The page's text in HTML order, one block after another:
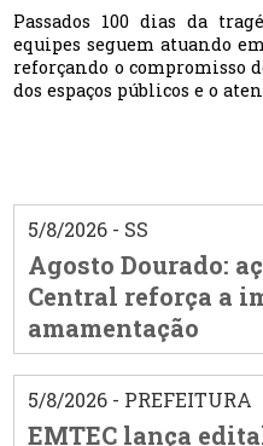
Passados 100 dias da
equipes seguem atuando
reforçando o compromisso
dos espaços públicos e o
5/8/2026 - SS
Agosto Dourado:
Central reforça a
amamentação
5/8/2026 - PREFEITURA
EMTEC lança